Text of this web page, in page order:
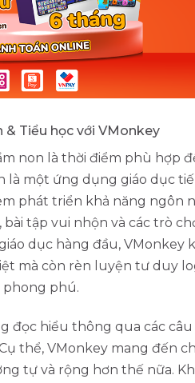
& Tiểu học với VMonkey
non là thời điểm phù hợp
là một ứng dụng giáo dục
phát triển khả năng ngôn
tập vui nhộn và các trò
dục hàng đầu, VMonkey
mà còn rèn luyện tư duy
phong phú.
đọc hiểu thông qua các câu
thể, VMonkey mang đến
tự và rộng hơn thế nữa.